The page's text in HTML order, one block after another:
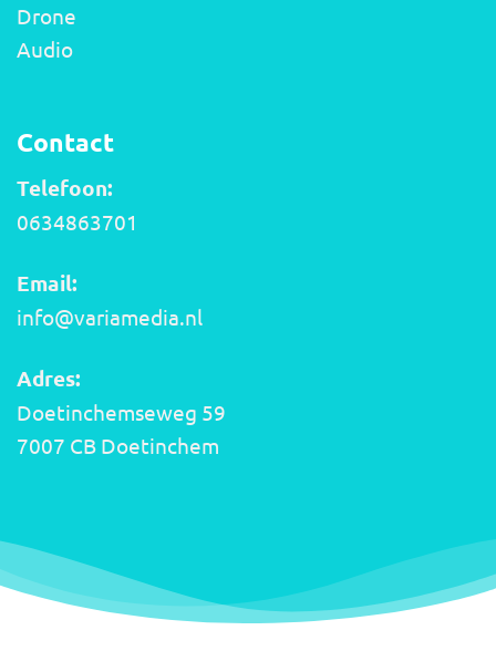
Drone
Audio
Contact
Telefoon:
0634863701
Email:
info@variamedia.nl
Adres:
Doetinchemseweg 59
7007 CB Doetinchem